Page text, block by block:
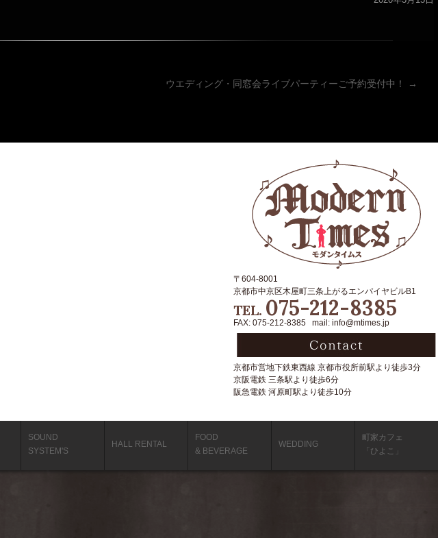
投稿ナビゲーションウエディング・同窓会ライブパーティーご予約受付中！ →
〒604-8001
京都市中京区木屋町三条上がるエンパイヤビルB1
TEL. 075-212-8385
FAX: 075-212-8385 mail: info@mtimes.jp
京都市営地下鉄東西線 京都市役所前駅より徒歩3分
京阪電鉄 三条駅より徒歩6分
阪急電鉄 河原町駅より徒歩10分
SOUND
SYSTEM'S
HALL RENTAL
FOOD
& BEVERAGE
WEDDING
町家カフェ
「ひよこ」